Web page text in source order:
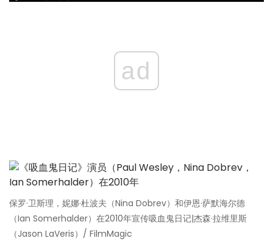
ad
保罗·卫斯理，妮娜·杜波夫（Nina Dobrev）和伊恩·萨默海尔德
（Ian Somerhalder）在2010年宣传吸血鬼日记|杰森·拉维里斯
（Jason LaVeris）/ FilmMagic